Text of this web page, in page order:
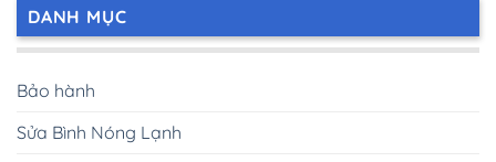
DANH MỤC
Bảo hành
Sửa Bình Nóng Lạnh